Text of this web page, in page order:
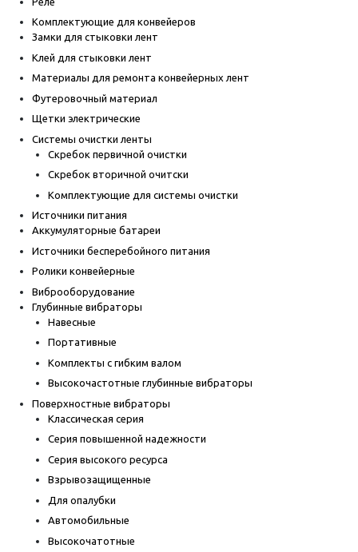
Комплектующие для конвейеров
Замки для стыковки лент
Клей для стыковки лент
Материалы для ремонта конвейерных лент
Футеровочный материал
Щетки электрические
Системы очистки ленты
Скребок первичной очистки
Скребок вторичной очитски
Комплектующие для системы очистки
Источники питания
Аккумуляторные батареи
Источники бесперебойного питания
Ролики конвейерные
Виброоборудование
Глубинные вибраторы
Навесные
Портативные
Комплекты с гибким валом
Высокочастотные глубинные вибраторы
Поверхностные вибраторы
Классическая серия
Серия повышенной надежности
Серия высокого ресурса
Взрывозащищенные
Для опалубки
Автомобильные
Высокочатотные